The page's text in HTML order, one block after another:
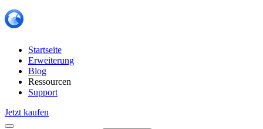
Startseite
Erweiterung
Blog
Ressourcen
Support
Jetzt kaufen